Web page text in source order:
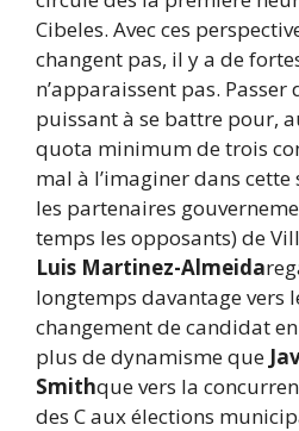
Cibeles. Avec ces
changent pas, il y a de
n’apparaissent pas.
puissant à se battre pour,
quota minimum de trois
mal à l’imaginer dans
les partenaires
temps les opposants) de
Luis Martinez-Almeida
longtemps davantage vers
changement de candidat
plus de dynamisme que
Smithque vers la
des C aux élections